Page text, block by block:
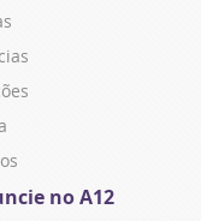
no A12